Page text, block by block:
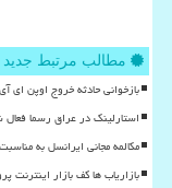
مطالب مرتبط جدید
بازخوانی حادثه خروج اوپن ای آی
استارلینک در عراق رسما
مکالمه مجانی ایرانسل به
بازاریاب ها کف بازار اینترنت